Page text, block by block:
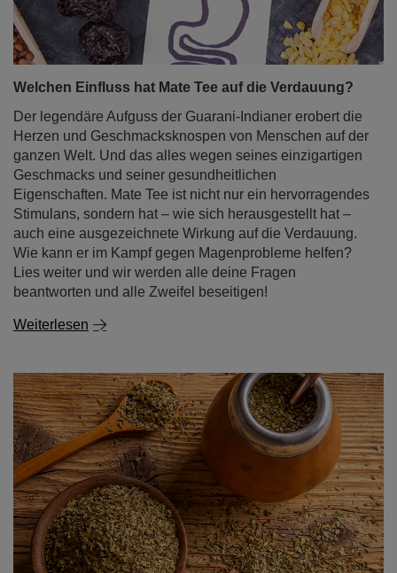
Welchen Einfluss hat Mate Tee auf die Verdauung?
Der legendäre Aufguss der Guarani-Indianer erobert die
Herzen und Geschmacksknospen von Menschen auf der
ganzen Welt. Und das alles wegen seines einzigartigen
Geschmacks und seiner gesundheitlichen
Eigenschaften. Mate Tee ist nicht nur ein hervorragendes
Stimulans, sondern hat – wie sich herausgestellt hat –
auch eine ausgezeichnete Wirkung auf die Verdauung.
Wie kann er im Kampf gegen Magenprobleme helfen?
Lies weiter und wir werden alle deine Fragen
beantworten und alle Zweifel beseitigen!
Weiterlesen